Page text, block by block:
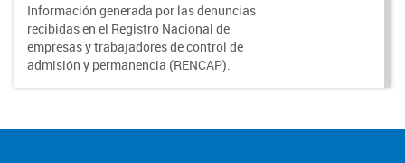
Información generada por las denuncias
recibidas en el Registro Nacional de
empresas y trabajadores de control de
admisión y permanencia (RENCAP).